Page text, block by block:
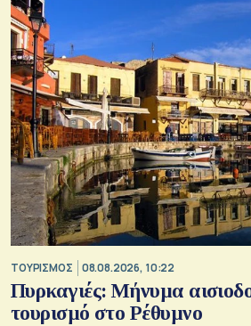
ΤΟΥΡΙΣΜΟΣ 08.08.2026, 10:22
Πυρκαγιές: Μήνυμα
τουρισμό στο Ρέθυμνο